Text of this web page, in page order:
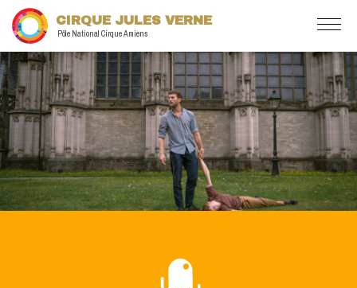
CIRQUE JULES VERNE
Pôle National Cirque Amiens